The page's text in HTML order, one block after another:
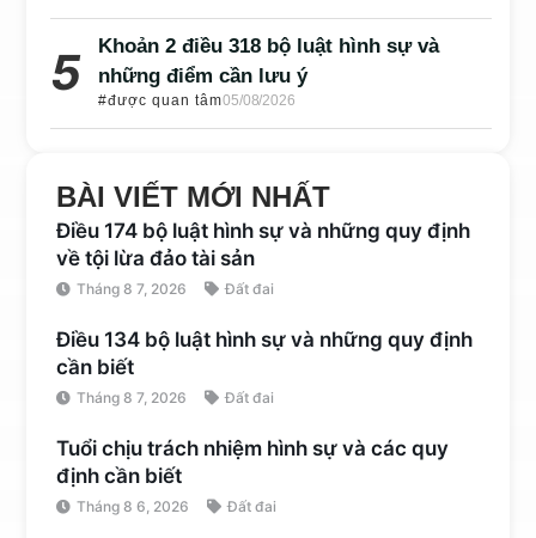
Khoản 2 điều 318 bộ luật hình sự và
những điểm cần lưu ý
#được quan tâm05/08/2026
BÀI VIẾT MỚI NHẤT
Điều 174 bộ luật hình sự và những quy định
về tội lừa đảo tài sản
Tháng 8 7, 2026 Đất đai
Điều 134 bộ luật hình sự và những quy định
cần biết
Tháng 8 7, 2026 Đất đai
Tuổi chịu trách nhiệm hình sự và các quy
định cần biết
Tháng 8 6, 2026 Đất đai